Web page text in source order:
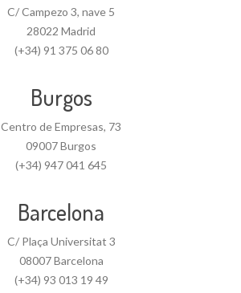
C/ Campezo 3, nave 5
28022 Madrid
(+34) 91 375 06 80
Burgos
Centro de Empresas, 73
09007 Burgos
(+34) 947 041 645
Barcelona
C/ Plaça Universitat 3
08007 Barcelona
(+34) 93 013 19 49